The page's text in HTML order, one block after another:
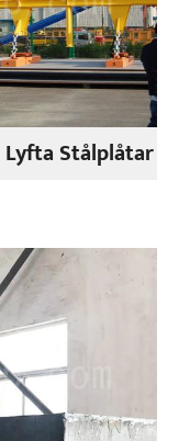
Stålplåtar